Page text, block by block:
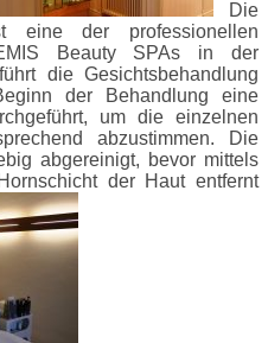
Die
eine der professionellen
Beauty SPAs in der
die Gesichtsbehandlung
der Behandlung eine
um die einzelnen
abzustimmen. Die
abgereinigt, bevor mittels
der Haut entfernt